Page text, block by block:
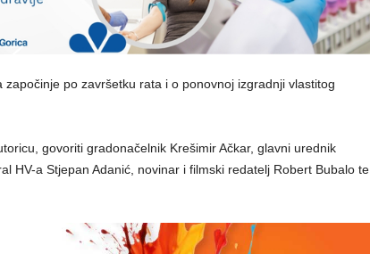
po završetku rata i o ponovnoj izgradnji vlastitog
govoriti gradonačelnik Krešimir Ačkar, glavni urednik
HV-a Stjepan Adanić, novinar i filmski redatelj Robert Bubalo te